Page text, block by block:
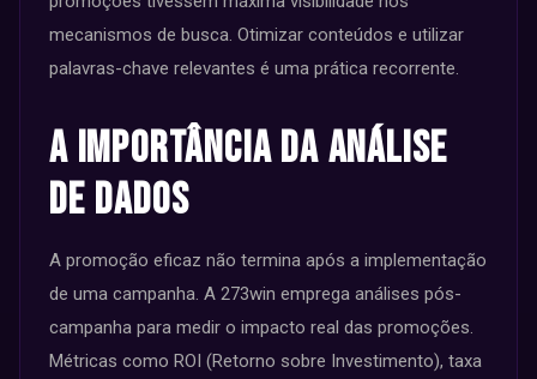
mecanismos de busca. Otimizar conteúdos e utilizar
palavras-chave relevantes é uma prática recorrente.
A Importância da Análise
de Dados
A promoção eficaz não termina após a implementação
de uma campanha. A 273win emprega análises pós-
campanha para medir o impacto real das promoções.
Métricas como ROI (Retorno sobre Investimento), taxa